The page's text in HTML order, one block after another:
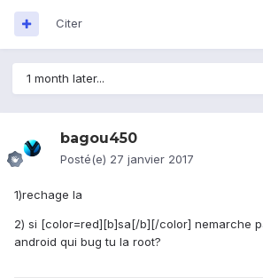
Citer
1 month later...
bagou450
Posté(e) 27 janvier 2017
1)rechage la
2) si [color=red][b]sa[/b][/color] nemarche
android qui bug tu la root?